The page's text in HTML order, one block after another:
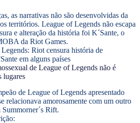
as narrativas não são desenvolvidas da
territórios. League of Legends não escapa
e alteração da história foi K´Sante, o
da Riot Games.
de League of Legends não é
lugares
de League of Legends apresentado
relacionava amorosamente com um outro
Summorner´s Rift.